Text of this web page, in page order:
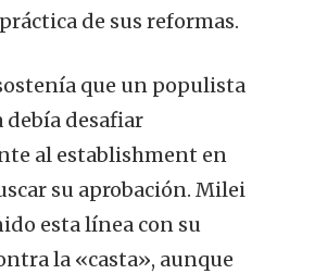
de sus reformas.
que un populista
debía desafiar
al establishment en
su aprobación. Milei
esta línea con su
la «casta», aunque